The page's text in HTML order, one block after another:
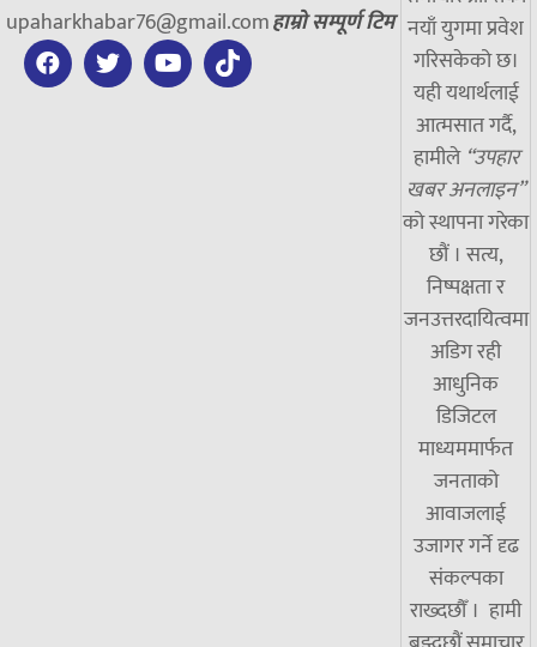
upaharkhabar76@gmail.comहाम्रो सम्पूर्ण टिम नयाँ युगमा प्रवेश
गरिसकेको छ।
यही यथार्थलाई
आत्मसात गर्दै,
हामीले “उपहार
खबर अनलाइन”
को स्थापना गरेका
छौं । सत्य,
निष्पक्षता र
जनउत्तरदायित्वमा
अडिग रही
आधुनिक
डिजिटल
माध्यममार्फत
जनताको
आवाजलाई
उजागर गर्ने दृढ
संकल्पका
राख्दछौँ । हामी